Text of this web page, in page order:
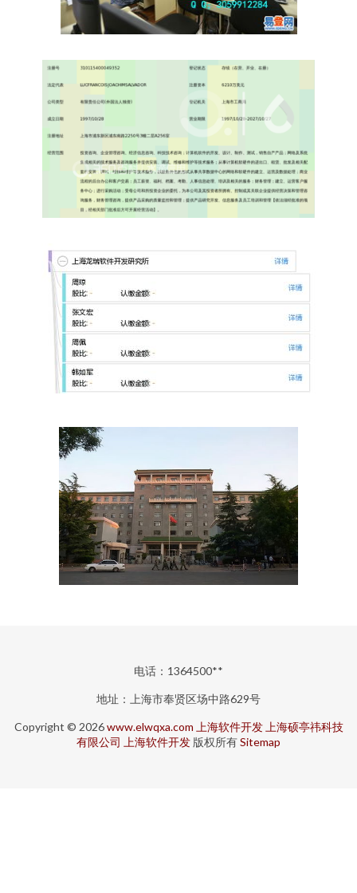
电话：1364500**
地址：上海市奉贤区场中路629号
Copyright © 2026www.elwqxa.com 上海软件开发 上海硕亭祎科技
有限公司
上海软件开发 版权所有Sitemap